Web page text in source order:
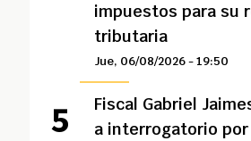
impuestos para su
tributaria
Jue, 06/08/2026 - 19:50
Fiscal Gabriel
a interrogatorio